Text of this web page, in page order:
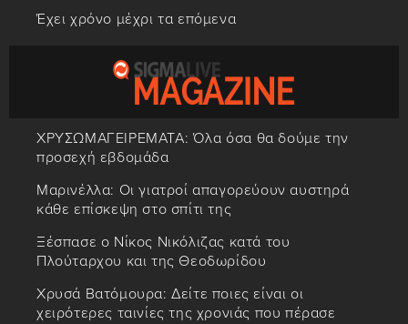
Έχει χρόνο μέχρι τα επόμενα
ΧΡΥΣΩΜΑΓΕΙΡΕΜΑΤΑ: Όλα όσα θα δούμε την
προσεχή εβδομάδα
Μαρινέλλα: Οι γιατροί απαγορεύουν αυστηρά
κάθε επίσκεψη στο σπίτι της
Ξέσπασε ο Νίκος Νικόλιζας κατά του
Πλούταρχου και της Θεοδωρίδου
Χρυσά Βατόμουρα: Δείτε ποιες είναι οι
χειρότερες ταινίες της χρονιάς που πέρασε